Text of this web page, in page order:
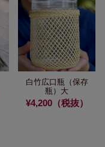
白竹広口瓶（保存
瓶）大
¥4,200（税抜）